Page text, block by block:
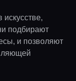
подбирают
и позволяют